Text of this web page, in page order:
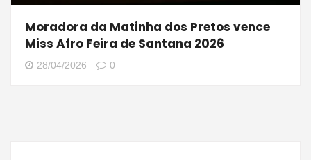
Moradora da Matinha dos Pretos vence
Miss Afro Feira de Santana 2026
28/04/2026 0